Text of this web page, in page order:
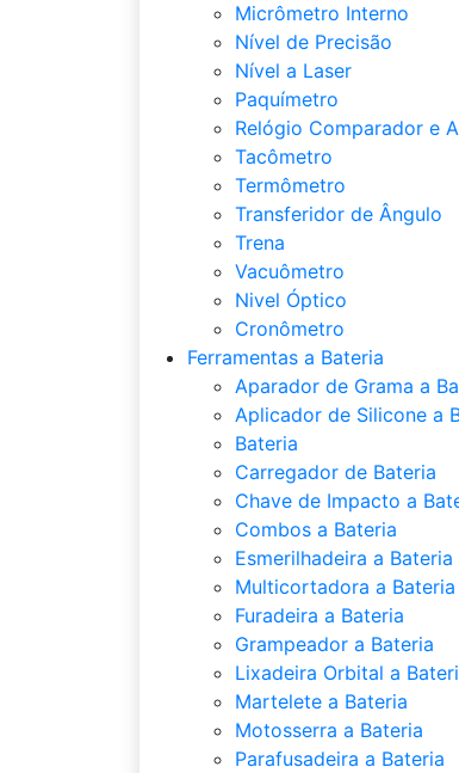
Micrômetro Interno
Nível de Precisão
Nível a Laser
Paquímetro
Relógio Comparador e
Tacômetro
Termômetro
Transferidor de Ângulo
Trena
Vacuômetro
Nivel Óptico
Cronômetro
Ferramentas a Bateria
Aparador de Grama a
Aplicador de Silicone a
Bateria
Carregador de Bateria
Chave de Impacto a
Combos a Bateria
Esmerilhadeira a Bateria
Multicortadora a Bateria
Furadeira a Bateria
Grampeador a Bateria
Lixadeira Orbital a
Martelete a Bateria
Motosserra a Bateria
Parafusadeira a Bateria